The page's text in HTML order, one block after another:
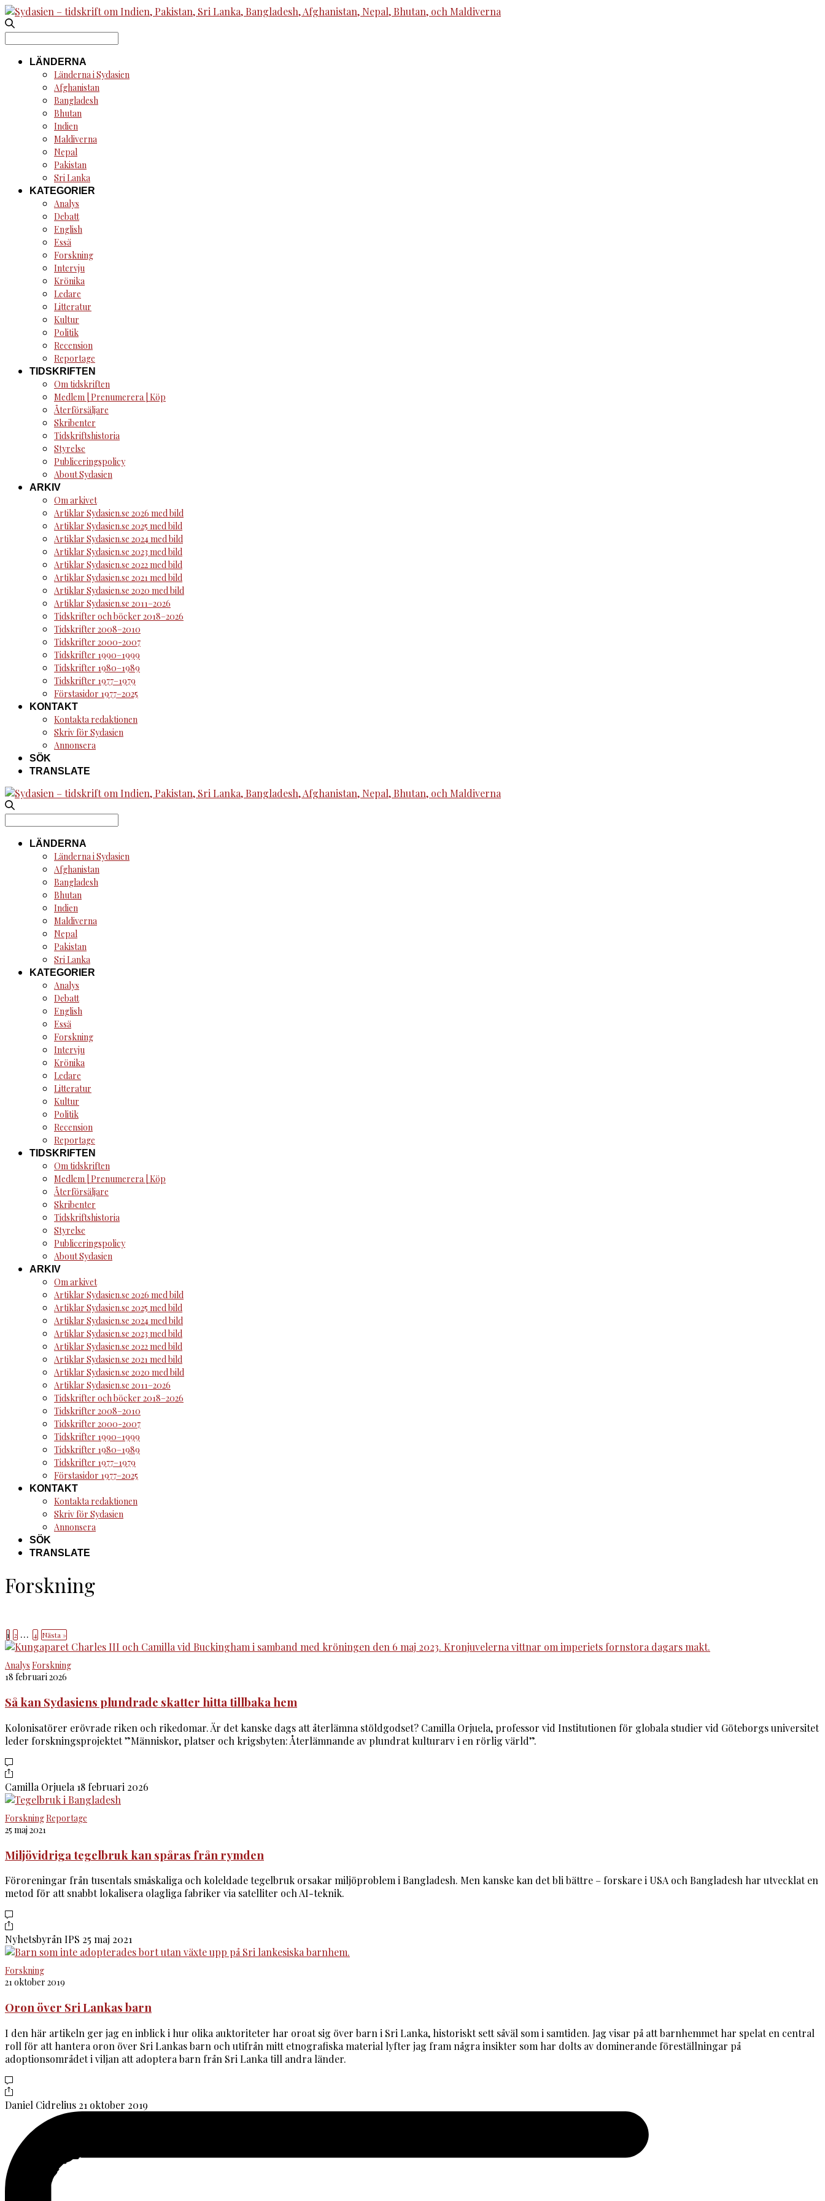
Search
LÄNDERNA
Länderna i Sydasien
Afghanistan
Bangladesh
Bhutan
Indien
Maldiverna
Nepal
Pakistan
Sri Lanka
KATEGORIER
Analys
Debatt
English
Essä
Forskning
Intervju
Krönika
Ledare
Litteratur
Kultur
Politik
Recension
Reportage
TIDSKRIFTEN
Om tidskriften
Medlem | Prenumerera | Köp
Återförsäljare
Skribenter
Tidskriftshistoria
Styrelse
Publiceringspolicy
About Sydasien
ARKIV
Om arkivet
Artiklar Sydasien.se 2026 med bild
Artiklar Sydasien.se 2025 med bild
Artiklar Sydasien.se 2024 med bild
Artiklar Sydasien.se 2023 med bild
Artiklar Sydasien.se 2022 med bild
Artiklar Sydasien.se 2021 med bild
Artiklar Sydasien.se 2020 med bild
Artiklar Sydasien.se 2011–2026
Tidskrifter och böcker 2018–2026
Tidskrifter 2008–2010
Tidskrifter 2000-2007
Tidskrifter 1990–1999
Tidskrifter 1980–1989
Tidskrifter 1977–1979
Förstasidor 1977–2025
KONTAKT
Kontakta redaktionen
Skriv för Sydasien
Annonsera
SÖK
TRANSLATE
Search
LÄNDERNA
Länderna i Sydasien
Afghanistan
Bangladesh
Bhutan
Indien
Maldiverna
Nepal
Pakistan
Sri Lanka
KATEGORIER
Analys
Debatt
English
Essä
Forskning
Intervju
Krönika
Ledare
Litteratur
Kultur
Politik
Recension
Reportage
TIDSKRIFTEN
Om tidskriften
Medlem | Prenumerera | Köp
Återförsäljare
Skribenter
Tidskriftshistoria
Styrelse
Publiceringspolicy
About Sydasien
ARKIV
Om arkivet
Artiklar Sydasien.se 2026 med bild
Artiklar Sydasien.se 2025 med bild
Artiklar Sydasien.se 2024 med bild
Artiklar Sydasien.se 2023 med bild
Artiklar Sydasien.se 2022 med bild
Artiklar Sydasien.se 2021 med bild
Artiklar Sydasien.se 2020 med bild
Artiklar Sydasien.se 2011–2026
Tidskrifter och böcker 2018–2026
Tidskrifter 2008–2010
Tidskrifter 2000-2007
Tidskrifter 1990–1999
Tidskrifter 1980–1989
Tidskrifter 1977–1979
Förstasidor 1977–2025
KONTAKT
Kontakta redaktionen
Skriv för Sydasien
Annonsera
SÖK
TRANSLATE
Forskning
1 2 … 4 Nästa »
Analys Forskning
18 februari 2026
Så kan Sydasiens plundrade skatter hitta tillbaka hem
Kolonisatörer erövrade riken och rikedomar. Är det kanske dags att återlämna stöldgodset? Camilla Orjuela, professor vid Institutionen för globala studier vid Göteborgs universitet
leder forskningsprojektet ”Människor, platser och krigsbyten: Återlämnande av plundrat kulturarv i en rörlig värld”.
Camilla Orjuela 18 februari 2026
ForskningReportage
25 maj 2021
Miljövidriga tegelbruk kan spåras från rymden
Föroreningar från tusentals småskaliga och koleldade tegelbruk orsakar miljöproblem i Bangladesh. Men kanske kan det bli bättre – forskare i USA och Bangladesh har utvecklat en
metod för att snabbt lokalisera olagliga fabriker via satelliter och AI-teknik.
Nyhetsbyrån IPS 25 maj 2021
Forskning
21 oktober 2019
Oron över Sri Lankas barn
I den här artikeln ger jag en inblick i hur olika auktoriteter har oroat sig över barn i Sri Lanka, historiskt sett såväl som i samtiden. Jag visar på att barnhemmet har spelat en central
roll för att hantera oron över Sri Lankas barn och utifrån mitt etnografiska material lyfter jag fram några insikter som har dolts av dominerande föreställningar på
adoptionsområdet i viljan att adoptera barn från Sri Lanka till andra länder.
Daniel Cidrelius 21 oktober 2019